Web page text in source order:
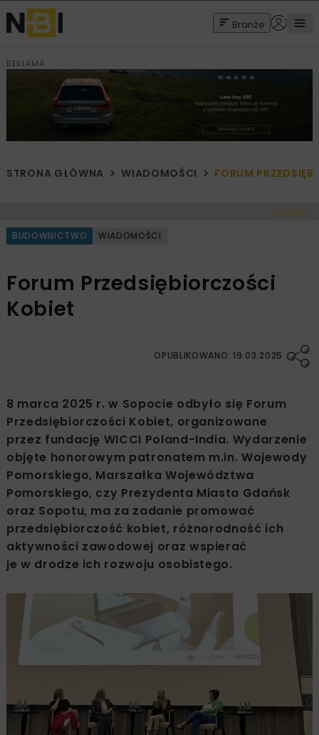
Branże
REKLAMA
STRONA GŁÓWNA WIADOMOŚCI FORUM
< Cofnij
BUDOWNICTWO WIADOMOŚCI
Forum Przedsiębiorczości
Kobiet
OPUBLIKOWANO: 19.03.2025
8 marca 2025 r. w Sopocie odbyło się Forum
Przedsiębiorczości Kobiet, organizowane
przez fundację WICCI Poland-India. Wydarzenie
objęte honorowym patronatem m.in. Wojewody
Pomorskiego, Marszałka Województwa
Pomorskiego, czy Prezydenta Miasta Gdańsk
oraz Sopotu, ma za zadanie promować
przedsiębiorczość kobiet, różnorodność ich
aktywności zawodowej oraz wspierać
je w drodze ich rozwoju osobistego.